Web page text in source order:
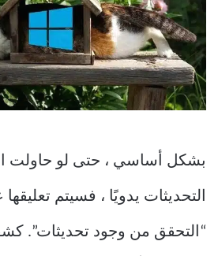
بشكل أساسي ، حتى لو حاولت
التحديثات يدويًا ، فسيتم
“التحقق من وجود تحديثات”.